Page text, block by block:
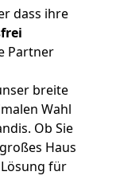
dass ihre
Partner
breite
Wahl
Ob Sie
Haus
für